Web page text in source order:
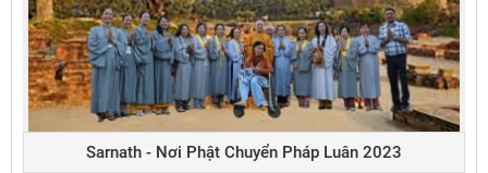
Sarnath - Nơi Phật Chuyển Pháp Luân 2023